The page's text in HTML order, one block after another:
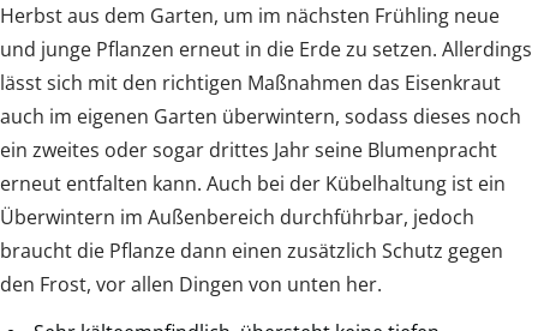
Herbst aus dem Garten, um im nächsten Frühling neue
und junge Pflanzen erneut in die Erde zu setzen. Allerdings
lässt sich mit den richtigen Maßnahmen das Eisenkraut
auch im eigenen Garten überwintern, sodass dieses noch
ein zweites oder sogar drittes Jahr seine Blumenpracht
erneut entfalten kann. Auch bei der Kübelhaltung ist ein
Überwintern im Außenbereich durchführbar, jedoch
braucht die Pflanze dann einen zusätzlich Schutz gegen
den Frost, vor allen Dingen von unten her.